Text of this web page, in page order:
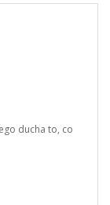
ducha to, co